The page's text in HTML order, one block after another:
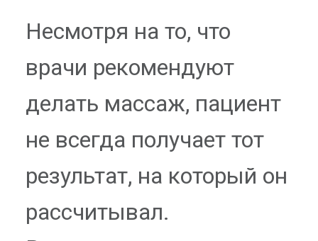
Несмотря на то, что
врачи рекомендуют
делать массаж, пациент
не всегда получает тот
результат, на который он
рассчитывал.